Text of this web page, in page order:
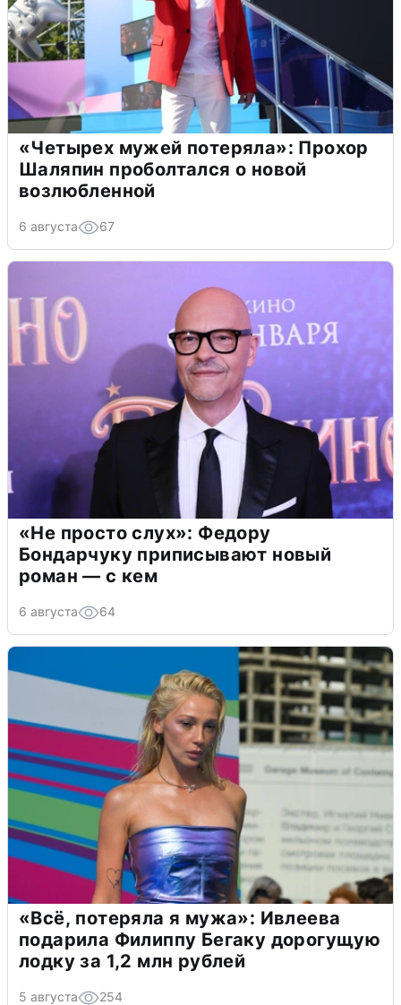
«Четырех мужей потеряла»: Прохор
Шаляпин проболтался о новой
возлюбленной
6 августа 67
«Не просто слух»: Федору
Бондарчуку приписывают новый
роман — с кем
6 августа 64
«Всё, потеряла я мужа»: Ивлеева
подарила Филиппу Бегаку дорогущую
лодку за 1,2 млн рублей
5 августа 254